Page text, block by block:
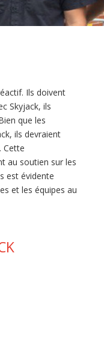
Ils doivent
Skyjack, ils
que les
ils devraient
Cette
au soutien sur les
est évidente
et les équipes au